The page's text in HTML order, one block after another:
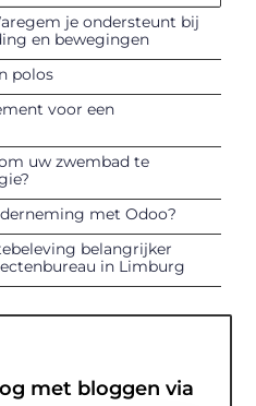
je ondersteunt bij
en bewegingen
polos
voor een
uw zwembad te
met Odoo?
belangrijker
in Limburg
met bloggen via